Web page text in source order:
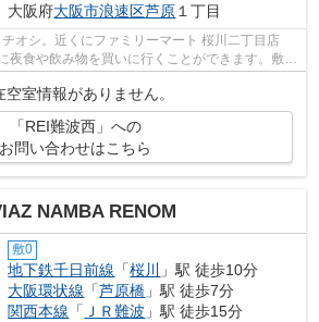
大阪府大阪市浪速区芦原 １丁目
チオシ。近くにファミリーマート 桜川二丁目店
夜食や飲み物を買いに行くことができます。敷地
てる手間を減...
空室情報がありません。
「REI難波西」への
お問い合わせはこちら
NAMBA RENOM
敷0
地下鉄千日前線 「桜川
」駅 徒歩10分
大阪環状線 「芦原橋 」駅 徒歩7分
関西本線 「 ＪＲ難波 」駅 徒歩15分